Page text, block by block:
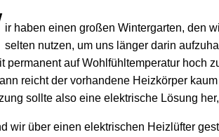
ir haben einen großen Wintergarten, den
selten nutzen, um uns länger darin
permanent auf Wohlfühltemperatur hoch
reicht der vorhandene Heizkörper
sollte also eine elektrische Lösung
wir über einen elektrischen Heizlüfter